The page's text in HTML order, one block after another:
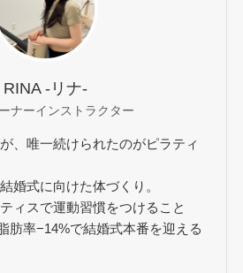
RINA -リナ-
ナーインストラクター
、唯一続けられたのがピラティ
婚式に向けた体づくり。
ィスで運動習慣をつけること
肪率−14%で結婚式本番を迎える